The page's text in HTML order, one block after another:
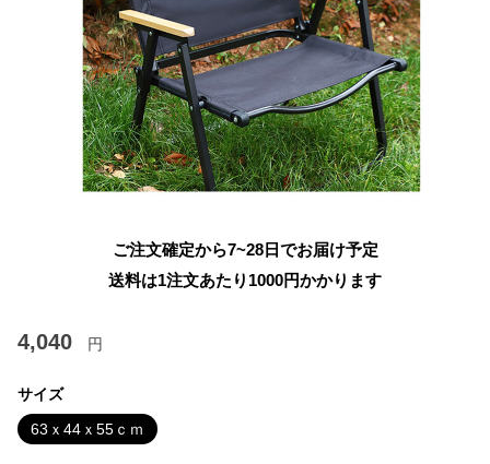
ご注文確定から7~28日でお届け予定
送料は1注文あたり 1000円かかります
4,040 円
サイズ
63ｘ44ｘ55ｃｍ